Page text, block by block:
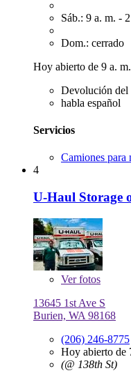
Sáb.: 9 a. m. -
Dom.: cerrado
Hoy abierto de 9 a.
Devolución del
habla español
Servicios
Camiones para
4
U-Haul Storage
Verfotos
13645 1st Ave S
Burien, WA 98168
(206) 246-8775
Hoy abierto de
(@ 138th St)